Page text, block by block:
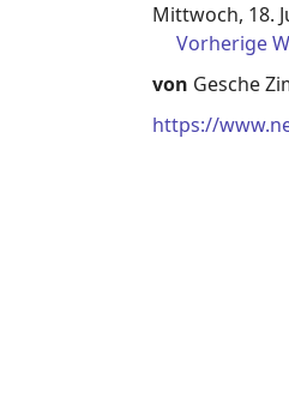
Mittwoch, 18.
Vorherige
von Gesche
https://